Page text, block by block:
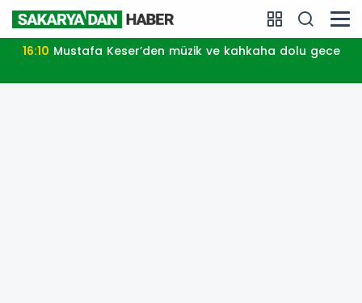
Keser’den müzik ve kahkaha dolu gece